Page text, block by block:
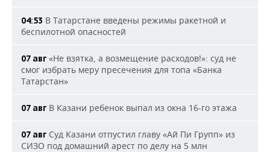
04:53 В Татарстане введены режимы ракетной и
беспилотной опасностей
07 авг «Не взятка, а возмещение расходов!»: суд не
смог избрать меру пресечения для топа «Банка
Татарстан»
07 авг В Казани ребенок выпал из окна 16-го этажа
07 авг Суд Казани отпустил главу «Ай Пи Групп» из
СИЗО под домашний арест по делу на 5 млн